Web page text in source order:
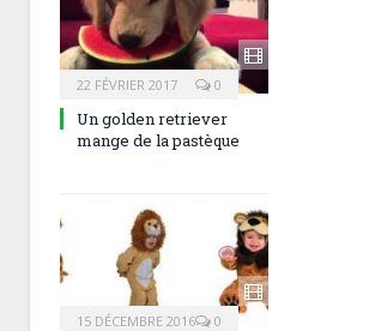
22 FÉVRIER 2017 0
Un golden retriever
mange de la pastèque
15 DÉCEMBRE 2016 0